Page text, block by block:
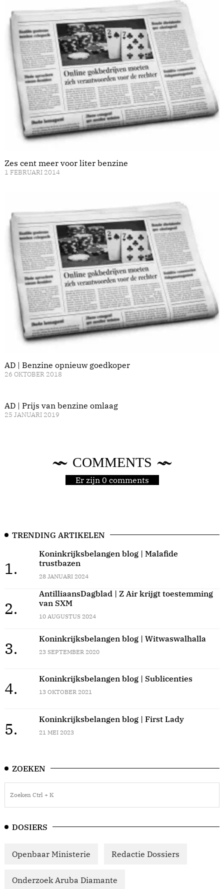
Zes cent meer voor liter benzine
1 FEBRUARI 2014
AD | Benzine opnieuw goedkoper
26 OKTOBER 2018
AD | Prijs van benzine omlaag
25 JANUARI 2019
COMMENTS
Er zijn 0 comments
TRENDING ARTIKELEN
1.
Koninkrijksbelangen blog | Malafide
trustbazen
28 JANUARI 2024
2.
AntilliaansDagblad | Z Air krijgt toestemming
van SXM
10 AUGUSTUS 2024
3.
Koninkrijksbelangen blog | Witwaswalhalla
23 SEPTEMBER 2020
4.
Koninkrijksbelangen blog | Sublicenties
13 OKTOBER 2021
5.
Koninkrijksbelangen blog | First Lady
21 MEI 2023
ZOEKEN
DOSIERS
Openbaar Ministerie Redactie Dossiers
Onderzoek Aruba Diamante